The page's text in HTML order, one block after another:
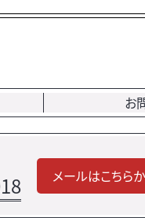
お
メールはこちら